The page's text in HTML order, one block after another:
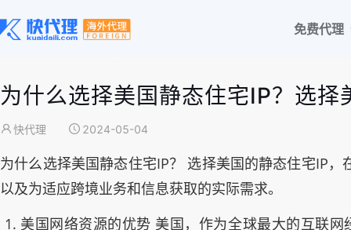
免费代理
为什么选择美国静态住宅IP？选
快代理 2024-05-04
为什么选择美国静态住宅IP？ 选择美国的静态住宅IP
以及为适应跨境业务和信息获取的实际需求。
1. 美国网络资源的优势 美国，作为全球最大的互联